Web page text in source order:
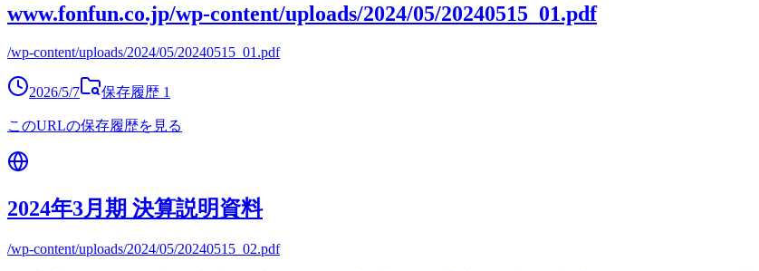
www.fonfun.co.jp/wp-content/uploads/2024/05/20240515_01.pdf
/wp-content/uploads/2024/05/20240515_01.pdf
2026/5/7 保存履歴 1
このURLの保存履歴を見る
2024年3月期 決算説明資料
/wp-content/uploads/2024/05/20240515_02.pdf